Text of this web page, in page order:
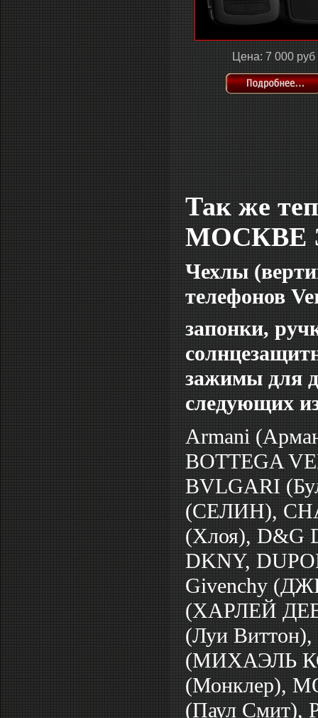
Цена: 7 000 руб
Так же
МОСКВЕ
Чехлы
телефонов
запонки,
зажимы для
следующих
Armani
BOTTEGA
BVLGARI
(СЕЛИН),
(Хлоя), D&G
DKNY,
Givenchy
(ХАРЛЕЙ
(Луи
(МИХАЭЛЬ
(Монклер),
(Паул Смит),